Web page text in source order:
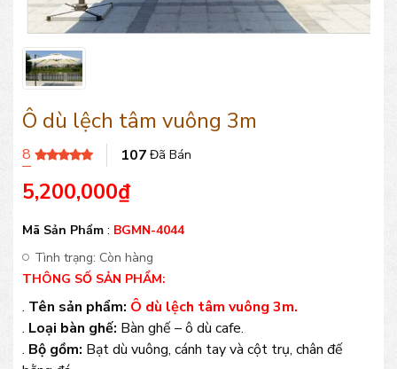
Ô dù lệch tâm vuông 3m
8 107 Đã Bán
5,200,000₫
Mã Sản Phẩm : BGMN-4044
Tình trạng: Còn hàng
THÔNG SỐ SẢN PHẨM:
. Tên sản phẩm: Ô dù lệch tâm vuông 3m.
. Loại bàn ghế: Bàn ghế – ô dù cafe.
. Bộ gồm: Bạt dù vuông, cánh tay và cột trụ, chân đế